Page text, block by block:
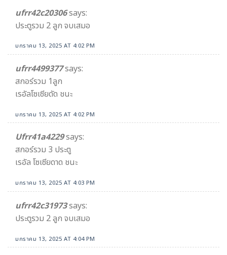
ufrr42c20306says:
ประตูรวม 2 ลูก จบเสมอ
มกราคม 13, 2025 AT 4:02 PM
ufrr4499377says:
สกอร์รวม 1ลูก
เรอัลโซเซียดัด ชนะ
มกราคม 13, 2025 AT 4:02 PM
Ufrr41a4229says:
สกอร์รวม 3 ประตู
เรอัล โซเซียดาด ชนะ
มกราคม 13, 2025 AT 4:03 PM
ufrr42c31973says:
ประตูรวม 2 ลูก จบเสมอ
มกราคม 13, 2025 AT 4:04 PM